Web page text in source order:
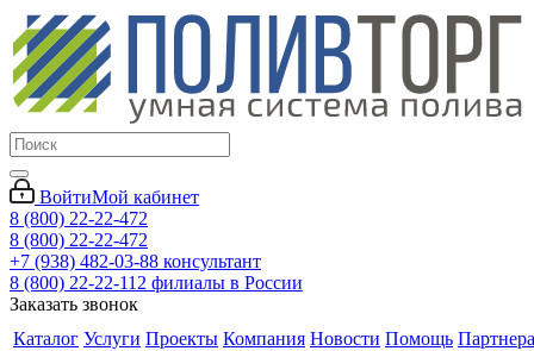
ВойтиМой кабинет
8 (800) 22-22-472
8 (800) 22-22-472
+7 (938) 482-03-88 консультант
8 (800) 22-22-112 филиалы в России
Заказать звонок
Каталог Услуги Проекты Компания Новости Помощь